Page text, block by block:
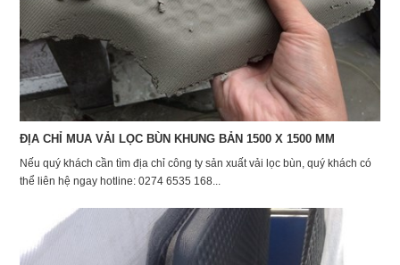
ĐỊA CHỈ MUA VẢI LỌC BÙN KHUNG BẢN 1500 X 1500 MM
Nếu quý khách cần tìm địa chỉ công ty sản xuất vải lọc bùn, quý khách có
thể liên hệ ngay hotline: 0274 6535 168...